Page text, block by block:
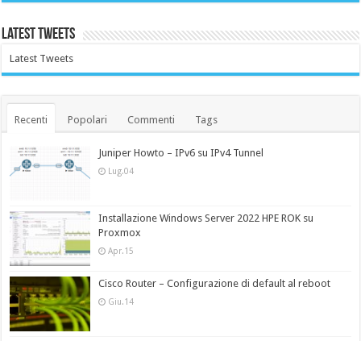
Latest Tweets
Latest Tweets
Recenti Popolari Commenti Tags
Juniper Howto – IPv6 su IPv4 Tunnel
Lug.04
Installazione Windows Server 2022 HPE ROK su
Proxmox
Apr.15
Cisco Router – Configurazione di default al reboot
Giu.14